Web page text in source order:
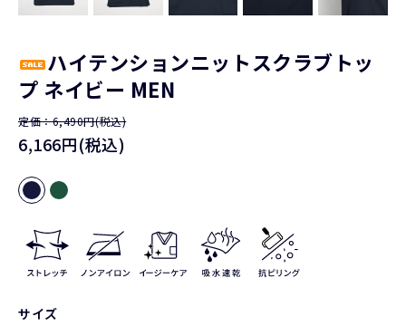
ハイテンションニットスクラブトッ
プ ネイビー MEN
定価：6,490円(税込)
6,166円(税込)
サイズ